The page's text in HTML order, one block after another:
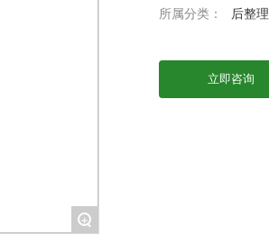
+
所属分类：
后整
立即咨询